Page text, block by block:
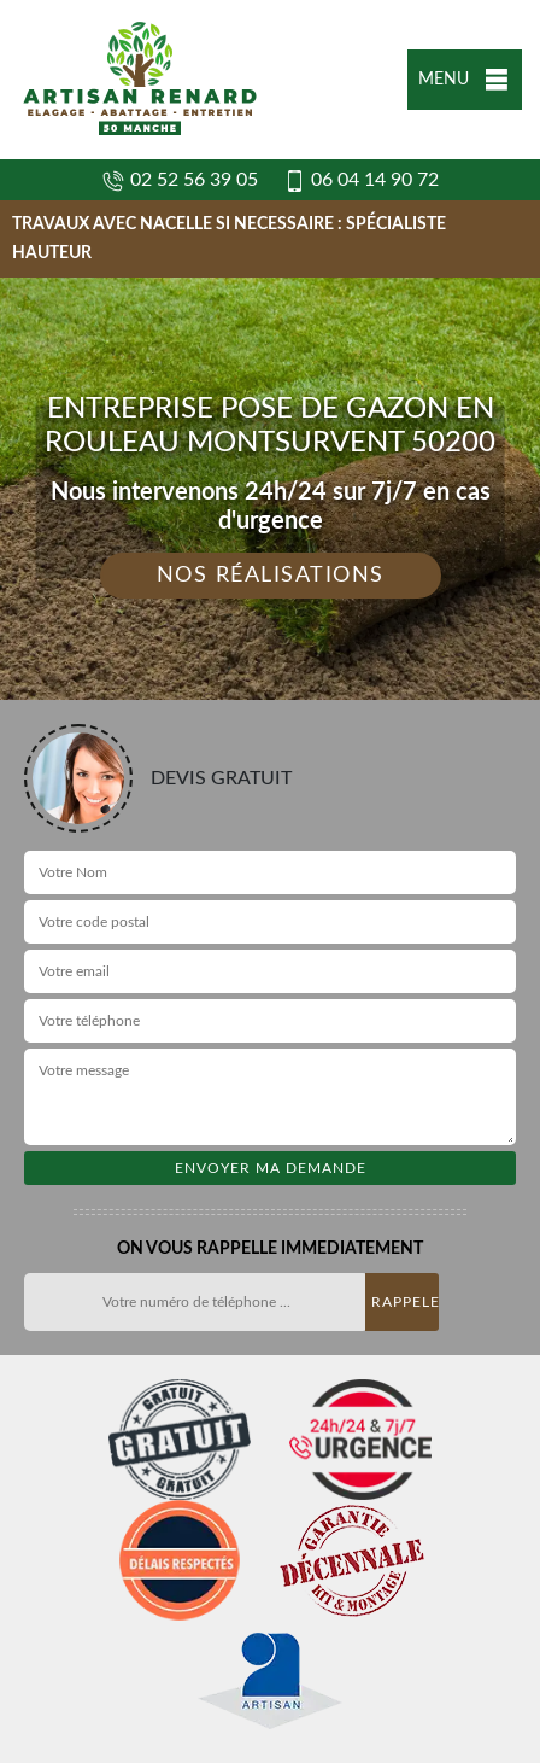
MENU
02 52 56 39 05 06 04 14 90 72
TRAVAUX AVEC NACELLE SI NECESSAIRE : SPÉCIALISTE
HAUTEUR
ENTREPRISE POSE DE GAZON EN
ROULEAU MONTSURVENT 50200
Nous intervenons 24h/24 sur 7j/7 en cas
d'urgence
NOS RÉALISATIONS
DEVIS GRATUIT
ON VOUS RAPPELLE IMMEDIATEMENT